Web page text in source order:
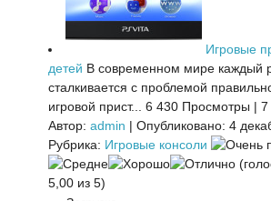
Игровые
детей В современном мире каждый
сталкивается с проблемой
игровой прист... 6 430 Просмотры | 7
Автор: admin | Опубликовано: 4
Рубрика: Игровые консоли
5,00 из 5)